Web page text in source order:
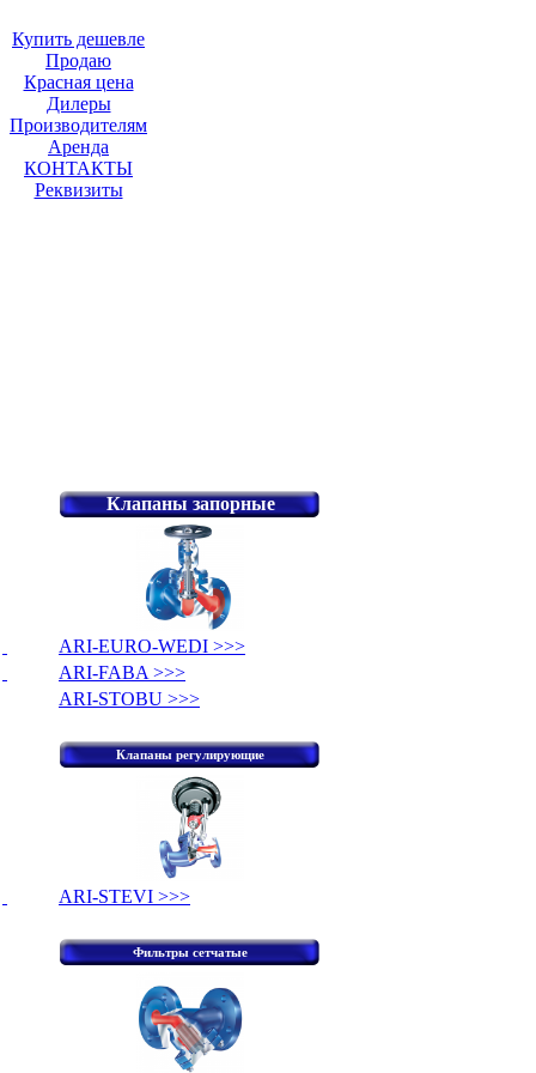
Купить дешевле
Продаю
Красная цена
Дилеры
Производителям
Аренда
КОНТАКТЫ
Реквизиты
Клапаны запорные
ARI-EURO-WEDI >>>
ARI-FABA >>>
ARI-STOBU >>>
Клапаны регулирующие
ARI-STEVI >>>
Фильтры сетчатые